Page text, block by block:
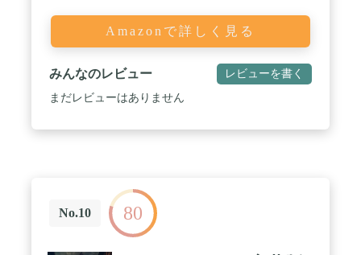
Amazonで詳しく見る
みんなのレビュー レビューを書く
まだレビューはありません
No.10 80